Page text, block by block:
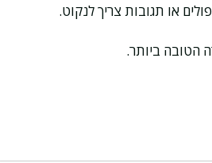
או תגובות צריך לנקוט.
הטובה ביותר.